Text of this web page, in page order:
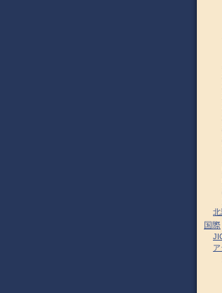
北
国際
ア